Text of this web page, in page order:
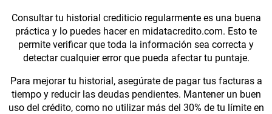
Consultar tu historial crediticio regularmente es una buena
práctica y lo puedes hacer en midatacredito.com. Esto te
permite verificar que toda la información sea correcta y
detectar cualquier error que pueda afectar tu puntaje.
Para mejorar tu historial, asegúrate de pagar tus facturas a
tiempo y reducir las deudas pendientes. Mantener un buen
uso del crédito, como no utilizar más del 30% de tu límite en